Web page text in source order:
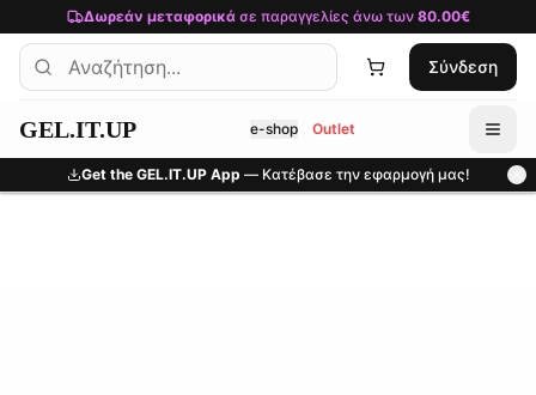
Μετάβαση στο κύριο περιεχόμενο
Δωρεάν μεταφορικάσε παραγγελίες άνω των 80.00€
Σύνδεση
GEL.IT.UP e-shop Outlet
Get the GEL.IT.UP App — Κατέβασε την εφαρμογή μας!